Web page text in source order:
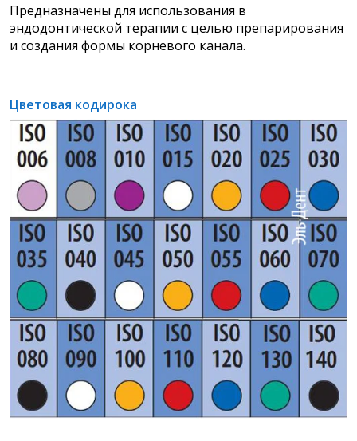
Предназначены для использования в
эндодонтической терапии с целью препарирования
и создания формы корневого канала.
Цветовая кодирока